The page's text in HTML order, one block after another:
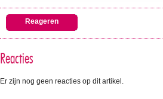
Reageren
Reacties
Er zijn nog geen reacties op dit artikel.